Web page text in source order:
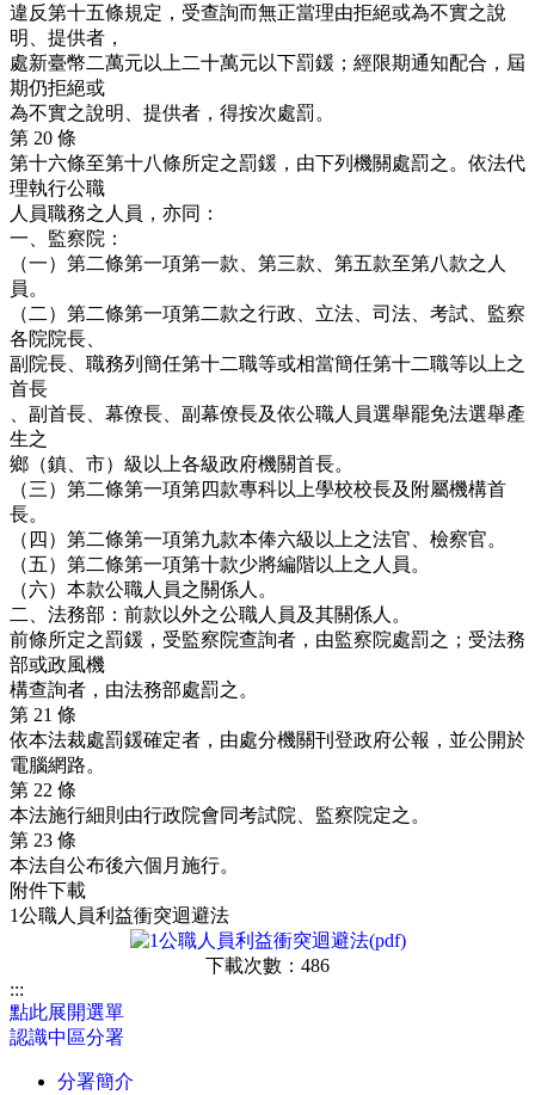
違反第十五條規定，受查詢而無正當理由拒絕或為不實之說
明、提供者，
處新臺幣二萬元以上二十萬元以下罰鍰；經限期通知配合，屆
期仍拒絕或
為不實之說明、提供者，得按次處罰。
第 20 條
第十六條至第十八條所定之罰鍰，由下列機關處罰之。依法代
理執行公職
人員職務之人員，亦同：
一、監察院：
（一）第二條第一項第一款、第三款、第五款至第八款之人
員。
（二）第二條第一項第二款之行政、立法、司法、考試、監察
各院院長、
副院長、職務列簡任第十二職等或相當簡任第十二職等以上之
首長
、副首長、幕僚長、副幕僚長及依公職人員選舉罷免法選舉產
生之
鄉（鎮、市）級以上各級政府機關首長。
（三）第二條第一項第四款專科以上學校校長及附屬機構首
長。
（四）第二條第一項第九款本俸六級以上之法官、檢察官。
（五）第二條第一項第十款少將編階以上之人員。
（六）本款公職人員之關係人。
二、法務部：前款以外之公職人員及其關係人。
前條所定之罰鍰，受監察院查詢者，由監察院處罰之；受法務
部或政風機
構查詢者，由法務部處罰之。
第 21 條
依本法裁處罰鍰確定者，由處分機關刊登政府公報，並公開於
電腦網路。
第 22 條
本法施行細則由行政院會同考試院、監察院定之。
第 23 條
本法自公布後六個月施行。
附件下載
1公職人員利益衝突迴避法
下載次數：486
:::
點此展開選單
認識中區分署
分署簡介